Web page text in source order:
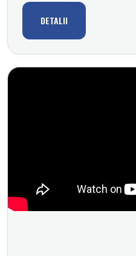
DETALII